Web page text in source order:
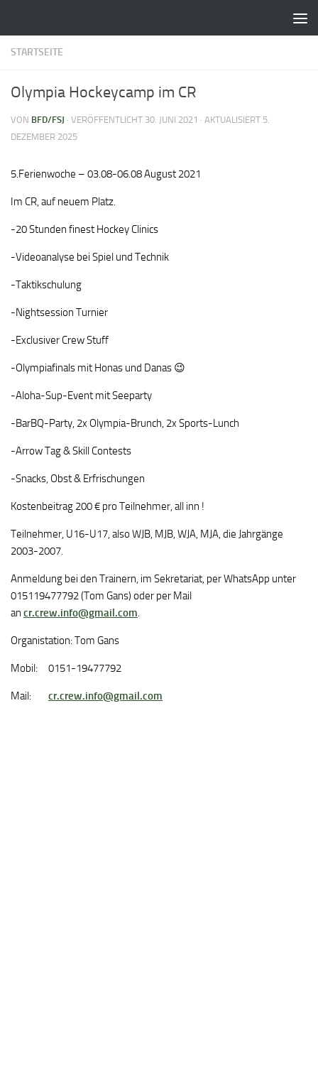
STARTSEITE
Olympia Hockeycamp im CR
VON BFD/FSJ · VERÖFFENTLICHT 30. JUNI 2021 · AKTUALISIERT 5.
DEZEMBER 2025
5.Ferienwoche – 03.08-06.08 August 2021
Im CR, auf neuem Platz.
-20 Stunden finest Hockey Clinics
-Videoanalyse bei Spiel und Technik
-Taktikschulung
-Nightsession Turnier
-Exclusiver Crew Stuff
-Olympiafinals mit Honas und Danas 😉
-Aloha-Sup-Event mit Seeparty
-BarBQ-Party, 2x Olympia-Brunch, 2x Sports-Lunch
-Arrow Tag & Skill Contests
-Snacks, Obst & Erfrischungen
Kostenbeitrag 200 € pro Teilnehmer, all inn !
Teilnehmer, U16-U17, also WJB, MJB, WJA, MJA, die Jahrgänge
2003-2007.
Anmeldung bei den Trainern, im Sekretariat, per WhatsApp unter
015119477792 (Tom Gans) oder per Mail
an cr.crew.info@gmail.com.
Organistation: Tom Gans
Mobil: 0151-19477792
Mail: cr.crew.info@gmail.com